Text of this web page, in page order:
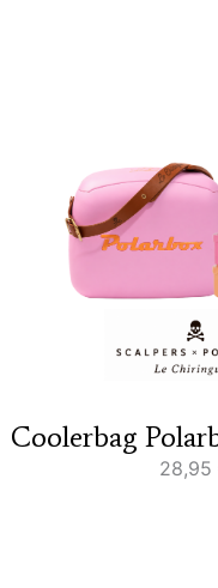
Coolerbag
28,95